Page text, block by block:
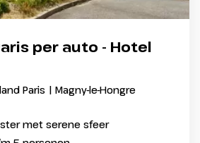
per auto - Hotel
Paris | Magny-le-Hongre
met serene sfeer